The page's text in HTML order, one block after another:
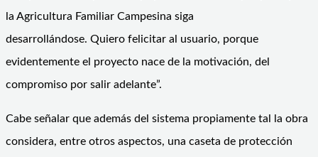
la Agricultura Familiar Campesina siga
desarrollándose. Quiero felicitar al usuario, porque
evidentemente el proyecto nace de la motivación, del
compromiso por salir adelante”.
Cabe señalar que además del sistema propiamente tal la obra
considera, entre otros aspectos, una caseta de protección